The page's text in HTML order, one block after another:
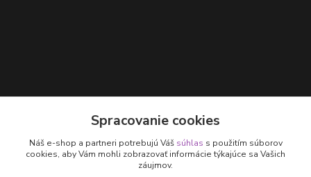
+421 905 531 251
Spracovanie cookies
Náš e-shop a partneri potrebujú Váš súhlas s použitím súborov
cookies, aby Vám mohli zobrazovať informácie týkajúce sa Vašich
záujmov.